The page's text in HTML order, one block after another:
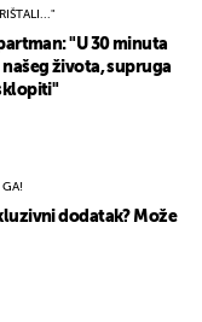
"U 30 minuta
života, supruga
GA!
dodatak? Može